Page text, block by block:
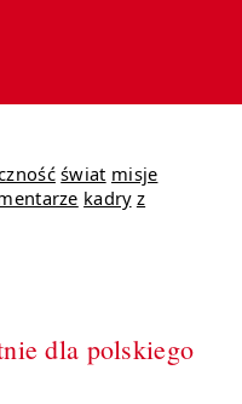
świat misje
kadry z
dla polskiego